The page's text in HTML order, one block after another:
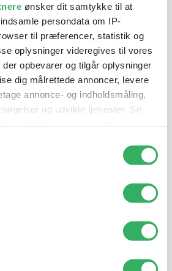
ønsker dit samtykke til at
persondata om IP-
til præferencer, statistik og
oplysninger videregives til vores
opbevarer og tilgår oplysninger
dig målrettede annoncer, levere
annonce- og indholdsmåling,
og udvikle tjenester. Se
fra vores
eller ved at trykke på "Privacy
07:00-15:30
07:00-13:45